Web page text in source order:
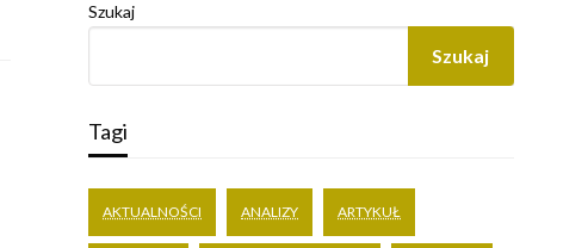
Szukaj
Szukaj
Tagi
AKTUALNOŚCI ANALIZY ARTYKUŁ